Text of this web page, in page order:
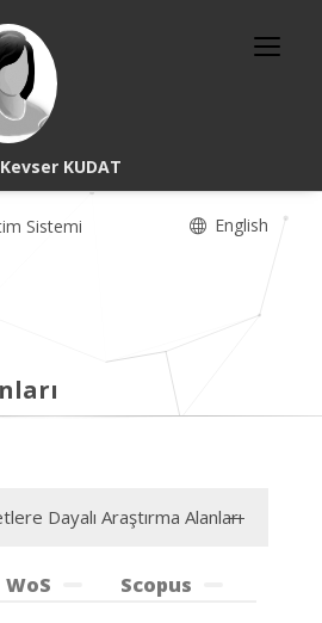
KUDAT
Sistemi English
Dayalı Araştırma Alanları
WoS Scopus